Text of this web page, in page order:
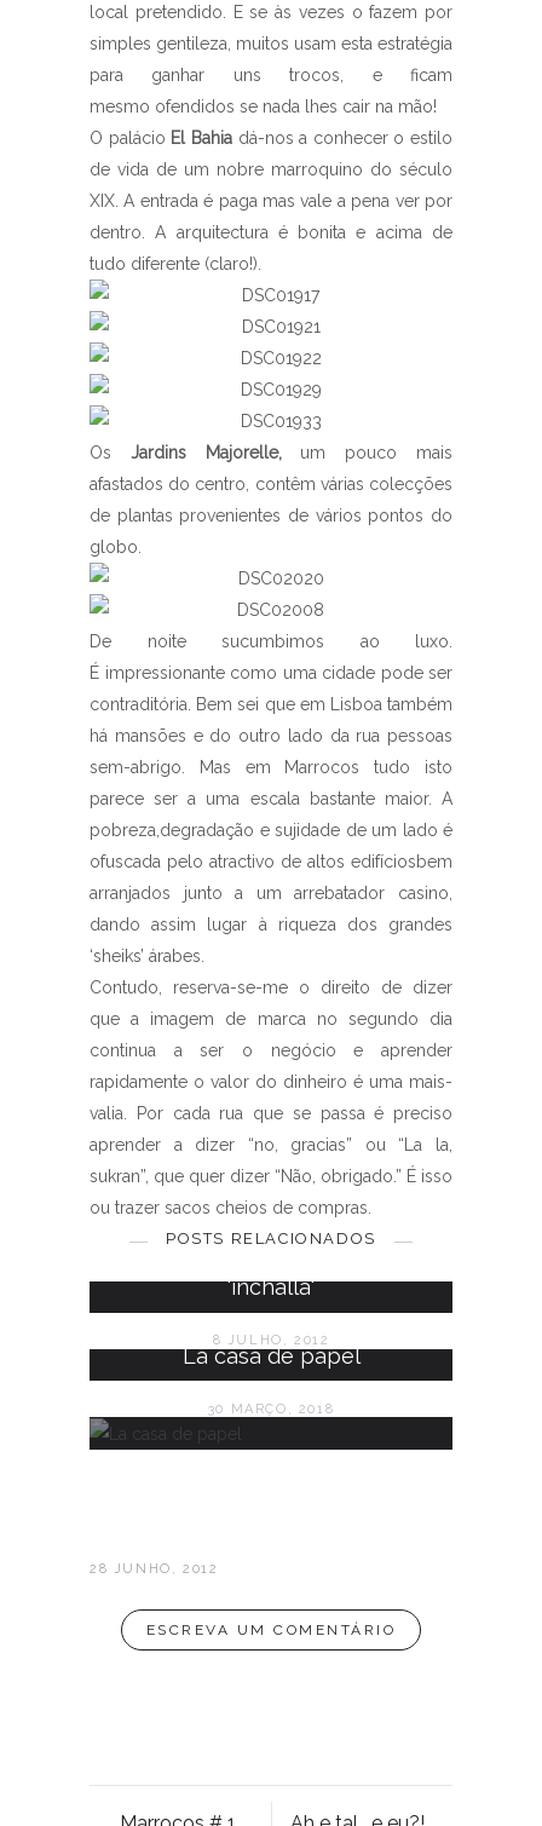
local pretendido. E se às vezes o fazem por
simples gentileza, muitos usam esta estratégia
para ganhar uns trocos, e ficam
mesmo ofendidos se nada lhes cair na mão!
O palácio El Bahia dá-nos a conhecer o estilo
de vida de um nobre marroquino do século
XIX. A entrada é paga mas vale a pena ver por
dentro. A arquitectura é bonita e acima de
tudo diferente (claro!).
Os Jardins Majorelle, um pouco mais
afastados do centro, contêm várias colecções
de plantas provenientes de vários pontos do
globo.
De noite sucumbimos ao luxo.
É impressionante como uma cidade pode ser
contraditória.
Bem sei que em Lisboa também
há mansões e do outro lado da rua pessoas
sem-abrigo.
Mas em Marrocos tudo isto
parece ser a uma escala bastante maior. A
pobreza,degradação e sujidade de um lado é
ofuscada pelo atractivo de altos edifíciosbem
arranjados junto a um arrebatador casino,
dando assim lugar à riqueza dos grandes
‘sheiks’ árabes.
Contudo, reserva-se-me o direito de dizer
que a imagem de marca no segundo dia
continua a ser o negócio e aprender
rapidamente o valor do dinheiro é uma mais-
valia. Por cada rua que se passa é preciso
aprender a dizer “no, gracias” ou “La la,
sukran”, que quer dizer “Não, obrigado.” É isso
ou trazer sacos cheios de compras.
POSTS RELACIONADOS
La la land, melodia de amor
Marrocos # 7 Fim de roteiro,
'inchallá'
8 JULHO, 2012
La casa de papel
30 MARÇO, 2018
28 JUNHO, 2012
ESCREVA UM COMENTÁRIO